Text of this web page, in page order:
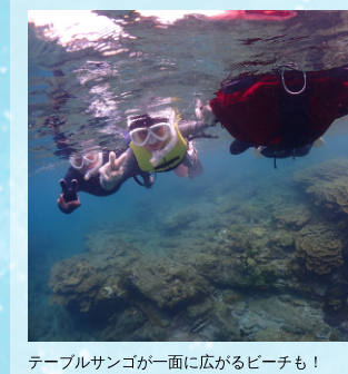
テーブルサンゴが一面に広がるビーチも！